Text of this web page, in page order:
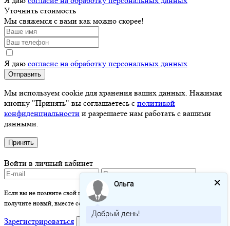
Уточнить стоимость
Мы свяжемся с вами как можно скорее!
Я даю согласие на обработку персональных данных
Отправить
Мы используем cookie для хранения ваших данных. Нажимая
кнопку "Принять" вы соглашаетесь с политикой
конфиденциальности и разрешаете нам работать с вашими
данными.
Принять
Войти в личный кабинет
Если вы не помните свой пароль - просто оставьте это поле пустым и вы
получите новый, вместе со ссылкой на активацию.
Зарегистрироваться
Ольга
Добрый день!